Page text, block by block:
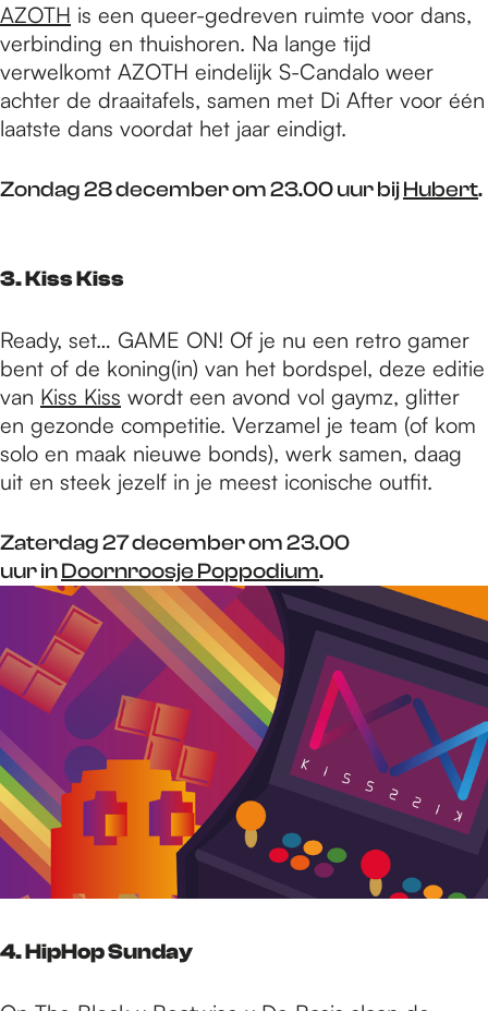
AZOTH is een queer-gedreven ruimte voor dans,
verbinding en thuishoren. Na lange tijd
verwelkomt AZOTH eindelijk S-Candalo weer
achter de draaitafels, samen met Di After voor één
laatste dans voordat het jaar eindigt.
Zondag 28 december om 23.00 uur bijHubert.
3. Kiss Kiss
Ready, set… GAME ON! Of je nu een retro gamer
bent of de koning(in) van het bordspel, deze editie
van Kiss Kiss wordt een avond vol gaymz, glitter
en gezonde competitie. Verzamel je team (of kom
solo en maak nieuwe bonds), werk samen, daag
uit en steek jezelf in je meest iconische outfit.
Zaterdag 27 december om 23.00
uur inDoornroosje Poppodium.
4. HipHop Sunday